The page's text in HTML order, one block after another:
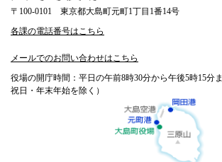
〒100-0101 東京都大島町元町1丁目1番14号
各課の電話番号はこちら
メールでのお問い合わせはこちら
役場の開庁時間：平日の午前8時30分から午後5時15分
祝日・年末年始を除く）